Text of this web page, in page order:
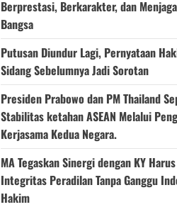
Berprestasi, Berkarakter, dan
Bangsa
Putusan Diundur Lagi, Pernyataan
Sidang Sebelumnya Jadi Sorotan
Presiden Prabowo dan PM Thailand
Stabilitas ketahan ASEAN Melalui
Kerjasama Kedua Negara.
MA Tegaskan Sinergi dengan KY
Integritas Peradilan Tanpa Ganggu
Hakim